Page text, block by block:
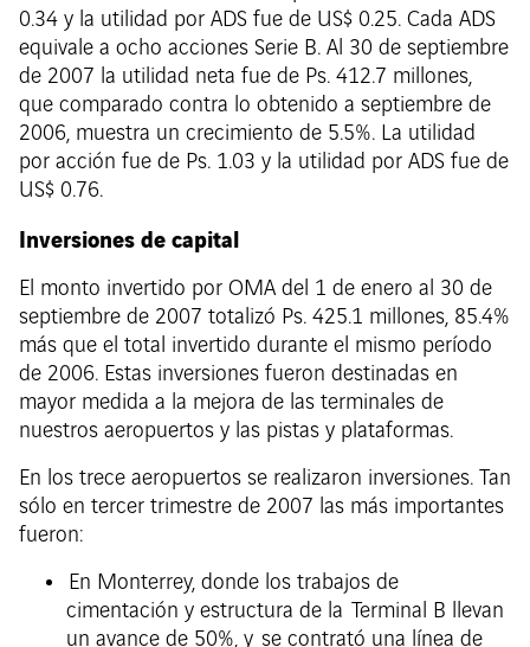
0.34 y la utilidad por ADS fue de US$ 0.25. Cada ADS
equivale a ocho acciones Serie B. Al 30 de septiembre
de 2007 la utilidad neta fue de Ps. 412.7 millones,
que comparado contra lo obtenido a septiembre de
2006, muestra un crecimiento de 5.5%. La utilidad
por acción fue de Ps. 1.03 y la utilidad por ADS fue de
US$ 0.76.
Inversiones de capital
El monto invertido por OMA del 1 de enero al 30 de
septiembre de 2007 totalizó Ps. 425.1 millones, 85.4%
más que el total invertido durante el mismo período
de 2006. Estas inversiones fueron destinadas en
mayor medida a la mejora de las terminales de
nuestros aeropuertos y las pistas y plataformas.
En los trece aeropuertos se realizaron inversiones. Tan
sólo en tercer trimestre de 2007 las más importantes
fueron:
En Monterrey, donde los trabajos de
cimentación y estructura de la Terminal B llevan
un avance de 50%, y se contrató una línea de